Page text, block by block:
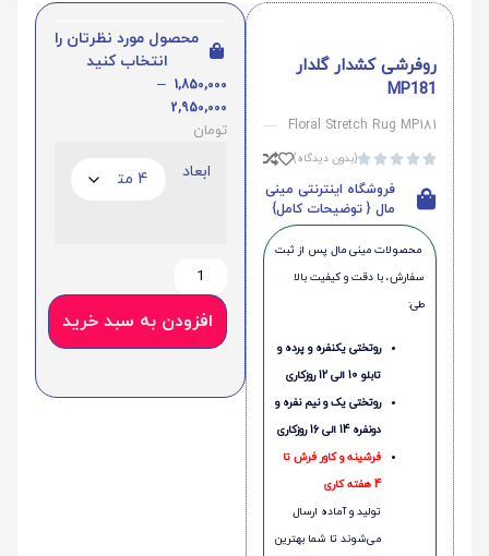
روفرشی کشدار گلدار
MP181
Floral Stretch Rug MP181




(بدون دیدگاه)
فروشگاه اینترنتی مینی
مال { توضیحات کامل}
محصولات مینی‌ مال پس از ثبت
سفارش، با دقت و کیفیت بالا
طی:
روتختی یکنفره و پرده و
تابلو 10 الی 12 روزکاری
روتختی یک و نیم نفره و
دونفره 14 الی 16 روزکاری
فرشینه و کاور فرش تا
4 هفته کاری
تولید و آماده ارسال
می‌شوند تا شما بهترین
محصول مورد نظرتان را
انتخاب کنید
1,850,000
–
2,950,000
تومان
ابعاد
افزودن به سبد خرید